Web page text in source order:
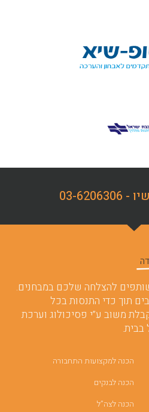
להצלחה שלכם במבחנים.
תוך כדי התנסות בכל
משוב ע”י פסיכולוג וערכת
בבית.
הכנה למקצועות התחבורה
הכנה לבנקים
הכנה לצה”ל